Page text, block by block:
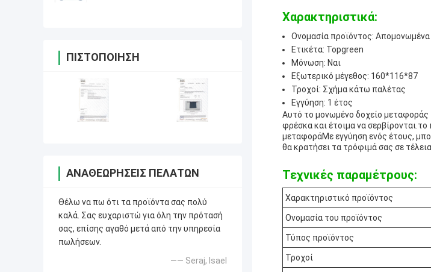
ΠΙΣΤΟΠΟΊΗΣΗ
ΑΝΑΘΕΩΡΉΣΕΙΣ ΠΕΛΑΤΏΝ
Θέλω να πω ότι τα προϊόντα σας πολύ
καλά. Σας ευχαριστώ για όλη την πρότασή
σας, επίσης αγαθό μετά από την υπηρεσία
πωλήσεων.
—— Seraj, Isael
Χαρακτηριστικά:
Ονομασία προϊόντος:
Ετικέτα: Topgreen
Μόνωση: Ναι
Εξωτερικό μέγεθος: 160*116*87
Τροχοί: Σχήμα κάτω παλέτας
Εγγύηση: 1 έτος
Αυτό το μονωμένο δοχείο μεταφοράς
φρέσκα και έτοιμα να
μεταφοράΜε εγγύηση ενός έτους,
θα κρατήσει τα τρόφιμά σας σε
Τεχνικές παραμέτρους:
Χαρακτηριστικό προϊόντος
Ονομασία του προϊόντος
Τύπος προϊόντος
Τροχοί